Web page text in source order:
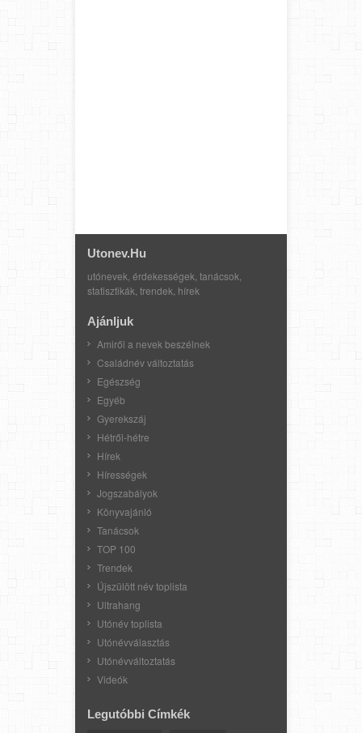
Utonev.hu
utónevek, érdekességek, tanácsok,
statisztikák, trendek, hírek
Ajánljuk
Amiről a nevek beszélnek
Családnév változtatás
Egészség
Egyéb
Gyerekszáj
Hétről-hétre
Hírek
Hírességek
Jogszabályok
Könyvajánló
Tanácsok
TOP 100
Trendek
Újszülött név toplista
Ultrahang
Utónév toplista
Utónévválasztás
Utónévváltoztatás
Videók
Legutóbbi Címkék